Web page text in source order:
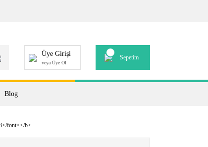
Üye Girişi
veya Üye Ol
Sepetim
Blog
font></b>